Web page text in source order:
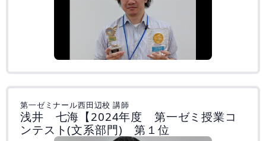
第一ゼミナール西田辺校 講師
浅井 七海【2024年度 第一ゼミ授業コ
ンテスト(文系部門) 第１位